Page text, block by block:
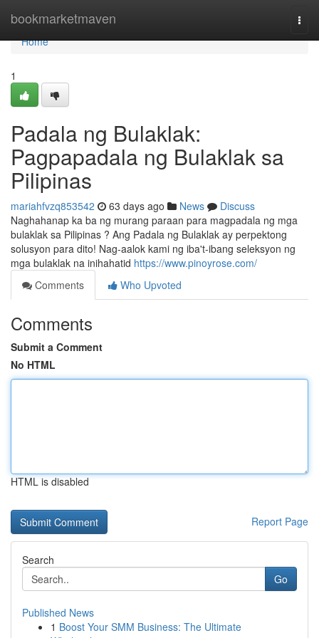
bookmarketmaven
Home
Home
1
Padala ng Bulaklak:
Pagpapadala ng Bulaklak sa
Pilipinas
mariahfvzq853542 63 days ago News
Discuss
Naghahanap ka ba ng murang paraan para magpadala ng mga
bulaklak sa Pilipinas ? Ang Padala ng Bulaklak ay perpektong
solusyon para dito! Nag-aalok kami ng iba't-ibang seleksyon ng
mga bulaklak na inihahatid https://www.pinoyrose.com/
Comments
Who Upvoted
Comments
Submit a Comment
No HTML
HTML is disabled
Report Page
Search
Go
Published News
1 Boost Your SMM Business: The Ultimate